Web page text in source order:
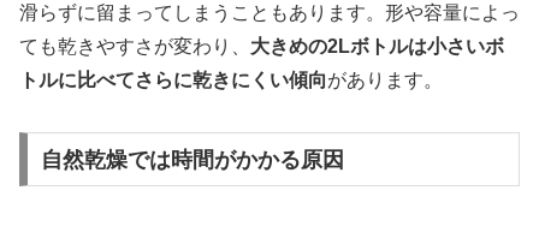
滑らずに留まってしまうこともあります。形や容量によっ
ても乾きやすさが変わり、 大きめの2Lボトルは小さいボ
トルに比べてさらに乾きにくい傾向があります。
自然乾燥では時間がかかる原因